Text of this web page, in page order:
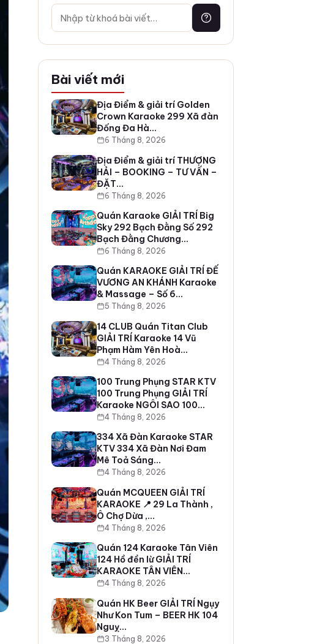
Bài viết mới
Địa Điểm & giải trí Golden
Crown Karaoke 299 Xã đàn
Đống Đa Hà…
6 Tháng 8, 2026
Địa Điểm & giải trí THƯỢNG
HẢI – BOOKING – TƯ VẤN –
ĐẶT…
6 Tháng 8, 2026
Quán Karaoke GIẢI TRÍ Big
Sky 292 Bạch Đằng Số 292
Bạch Đằng Chương…
6 Tháng 8, 2026
Quán KARAOKE GIẢI TRÍ ĐẾ
VƯƠNG AN KHÁNH Karaoke
& Massage – Số 6…
5 Tháng 8, 2026
14 CLUB Quán Titan Club
GIẢI TRÍ Karaoke 14 Vũ
Phạm Hàm Yên Hoà…
4 Tháng 8, 2026
100 Trung Phụng STAR KTV
100 Trung Phụng GIẢI TRÍ
Karaoke NGÔI SAO 100…
4 Tháng 8, 2026
334 Xã Đàn Karaoke STAR
KTV 334 Xã Đàn Nơi Đam
Mê Toả Sáng…
4 Tháng 8, 2026
Quán MCQUEEN GIẢI TRÍ
KARAOKE 📍 29 La Thành ,
Ô Chợ Dừa ,…
4 Tháng 8, 2026
Quán 124 Karaoke Tân Viên
124 Hồ đền lừ GIẢI TRÍ
KARAOKE TÂN VIÊN…
4 Tháng 8, 2026
Quán HK Beer GIẢI TRÍ Ngụy
Như Kon Tum – BEER HK 104
Nguỵ…
3 Tháng 8, 2026